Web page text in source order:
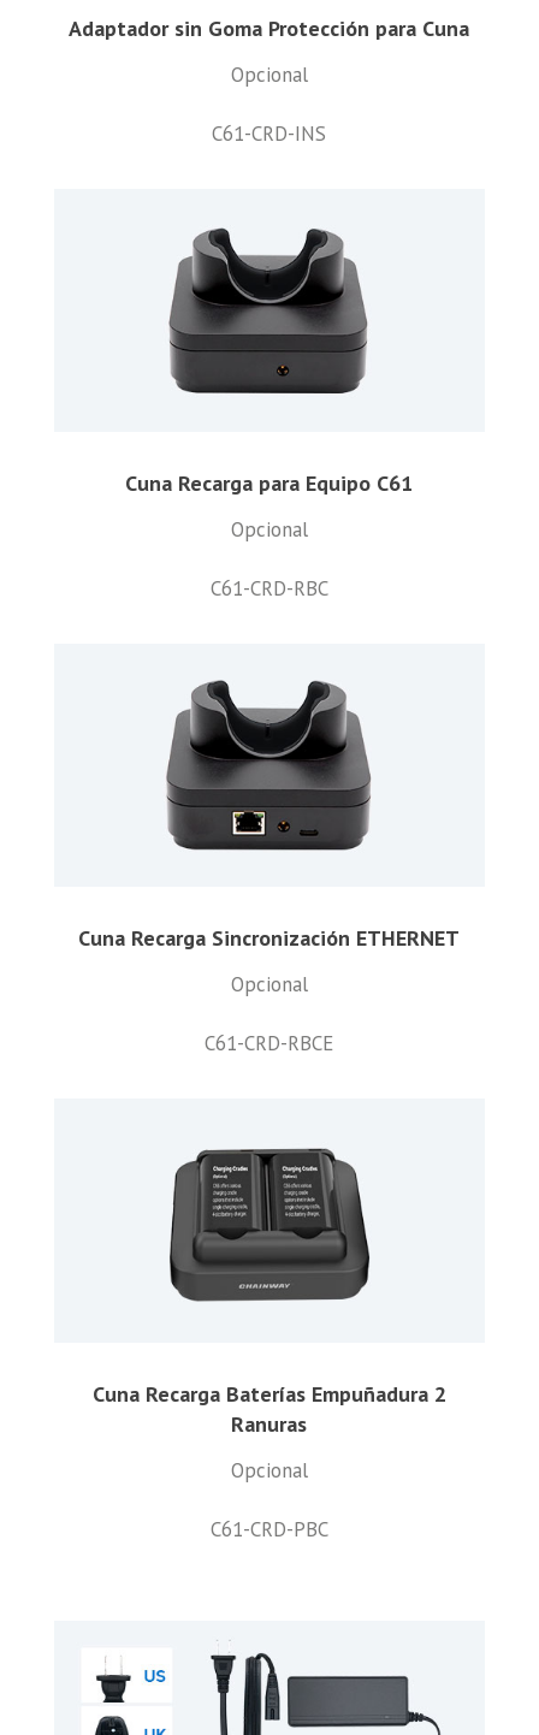
Adaptador sin Goma Protección para Cuna
Opcional
C61-CRD-INS
Cuna Recarga para Equipo C61
Opcional
C61-CRD-RBC
Cuna Recarga Sincronización ETHERNET
Opcional
C61-CRD-RBCE
Cuna Recarga Baterías Empuñadura 2
Ranuras
Opcional
C61-CRD-PBC